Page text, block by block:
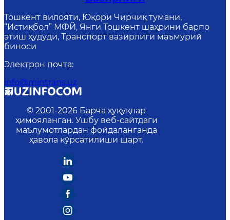
Тошкент вилояти, Юқори Чирчиқ тумани,
“Истиқбол” МФЙ, Янги Тошкент шаҳрини барпо
этиш ҳудуди, Транспорт вазирлиги маъмурий
биноси
Электрон почта:
info@mintrans.uz
© 2001-2026 Барча ҳуқуқлар
ҳимояланган. Ушбу веб-сайтдаги
маълумотлардан фойдаланганда
ҳавола кўрсатилиши шарт.